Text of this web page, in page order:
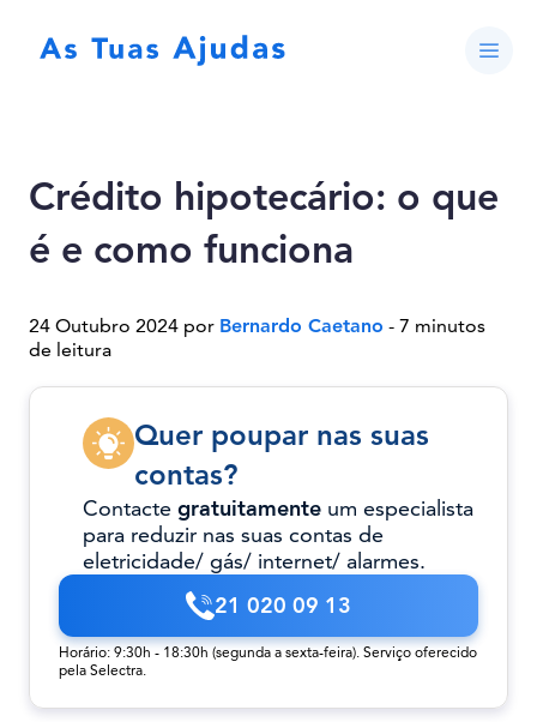
Crédito hipotecário: o que
é e como funciona
24 Outubro 2024 por Bernardo Caetano - 7 minutos
de leitura
Quer poupar nas suas
contas?
Contacte gratuitamente um especialista
para reduzir nas suas contas de
eletricidade/ gás/ internet/ alarmes.
21 020 09 13
Horário: 9:30h - 18:30h (segunda a sexta-feira). Serviço oferecido
pela Selectra.